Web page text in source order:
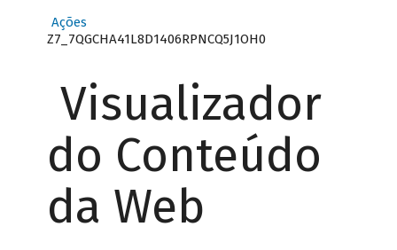
Ações
Z7_7QGCHA41L8D1406RPNCQ5J1OH0
Visualizador
do Conteúdo
da Web